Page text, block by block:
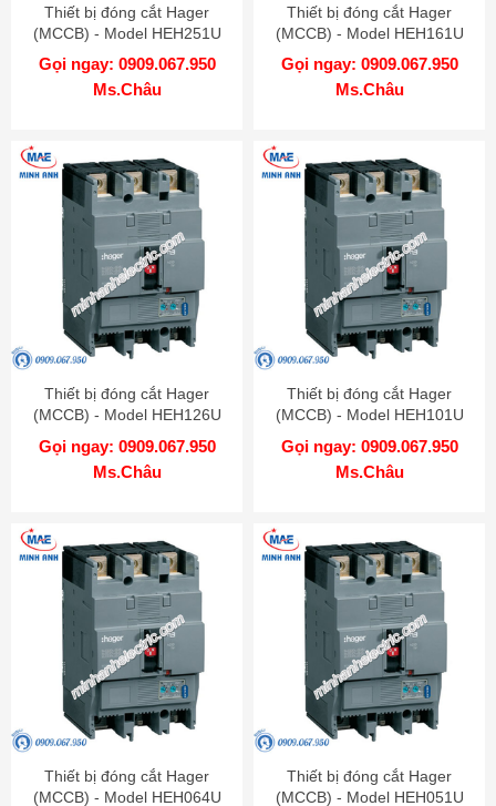
Thiết bị đóng cắt Hager
(MCCB) - Model HEH251U
Gọi ngay: 0909.067.950
Ms.Châu
Thiết bị đóng cắt Hager
(MCCB) - Model HEH161U
Gọi ngay: 0909.067.950
Ms.Châu
Thiết bị đóng cắt Hager
(MCCB) - Model HEH126U
Gọi ngay: 0909.067.950
Ms.Châu
Thiết bị đóng cắt Hager
(MCCB) - Model HEH101U
Gọi ngay: 0909.067.950
Ms.Châu
Thiết bị đóng cắt Hager
(MCCB) - Model HEH064U
Thiết bị đóng cắt Hager
(MCCB) - Model HEH051U